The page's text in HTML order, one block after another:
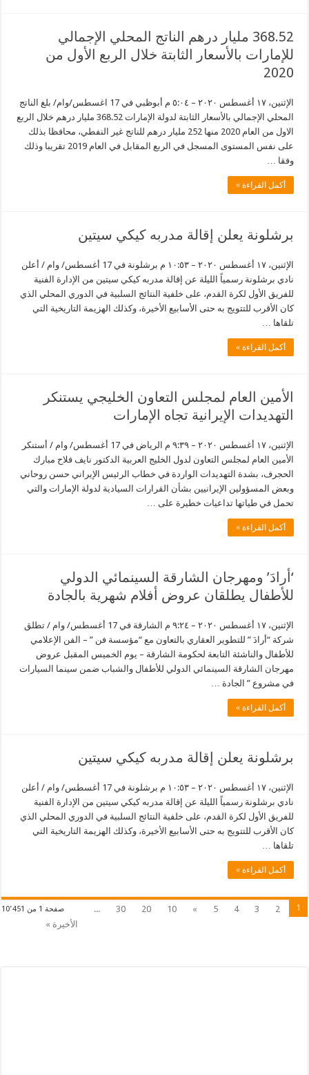
368.52 مليار درهم الناتج المحلي الإجمالي
للإمارات بالأسعار الثابتة خلال الربع الأول من
2020
الإثنين، ١٧ أغسطس ٢٠٢٠ – ٥:٠٤ م أبوظبي في 17 اغسطس/وام/ بلغ الناتج
المحلي الإجمالي بالأسعار الثابتة لدولة الإمارات 368.52 مليار درهم خلال الربع
الاول من العام 2020 منها 252 مليار درهم للناتج غير النفطي، محافظا بذلك
على نفس المستوى المسجل في الربع المقابل في العام 2019 تقريبا وذلك
وفقا …
أكمل القراءة »
برشلونة يعلن إقالة مدربه كيكي سيتين
الإثنين، ١٧ أغسطس ٢٠٢٠ – ١٠:٥٣ م برشلونة في 17 أغسطس/ وام / أعلن
نادي برشلونة رسمياً الليلة عن إقالة مدربه كيكي سيتين من الإدارة الفنية
للفريق الأول لكرة القدم، على خلفية النتائج السلبية في الدوري المحلي الذي
كان الأقرب للتتويج به حتى الأسابيع الأخيرة، وكذلك الهزيمة التاريخية التي
تلقاها …
أكمل القراءة »
الأمين العام لمجلس التعاون الخليجي يستنكر
التهديدات الإيرانية تجاه الإمارات
الإثنين، ١٧ أغسطس ٢٠٢٠ – ٩:٣٩ م الرياض في 17 أغسطس/ وام / أستنكر
الأمين العام لمجلس التعاون لدول الخليج العربية الدكتور نايف فلاح مبارك
الحجرف، بشدة التهديدات الواردة في خطاب الرئيس الإيراني حسن روحاني
وبعض المسؤولين الإيرانيين بشأن القرارات السيادية لدولة الإمارات والتي
تحمل في طياتها تداعيات خطيرة على …
أكمل القراءة »
‘أرادَ’ ومهرجان الشارقة السينمائي الدولي
للأطفال يطلقان عروض أفلام شهرية بالجادة
الإثنين، ١٧ أغسطس ٢٠٢٠ – ٩:٢٤ م الشارقة في 17 أغسطس/ وام / تطلق
شركة “أرادَ ” للتطوير العقاري بالتعاون مع “مؤسسة فن ” – الفن الإعلامي
للأطفال والناشئة التابعة لحكومة الشارقة – يوم الخميس المقبل عروض
مهرجان الشارقة السينمائي الدولي للأطفال والشباب ضمن سينما السيارات
في مشروع ” الجادة …
أكمل القراءة »
برشلونة يعلن إقالة مدربه كيكي سيتين
الإثنين، ١٧ أغسطس ٢٠٢٠ – ١٠:٥٣ م برشلونة في 17 أغسطس/ وام / أعلن
نادي برشلونة رسمياً الليلة عن إقالة مدربه كيكي سيتين من الإدارة الفنية
للفريق الأول لكرة القدم، على خلفية النتائج السلبية في الدوري المحلي الذي
كان الأقرب للتتويج به حتى الأسابيع الأخيرة، وكذلك الهزيمة التاريخية التي
تلقاها …
أكمل القراءة »
صفحة 1 من 10٬451 1
2
3
4
5
»
10
20
30
...
الأخيرة »